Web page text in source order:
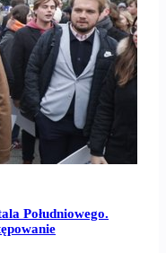
Południowego.